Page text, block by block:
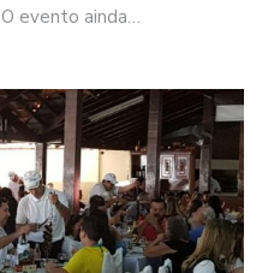
evento ainda…